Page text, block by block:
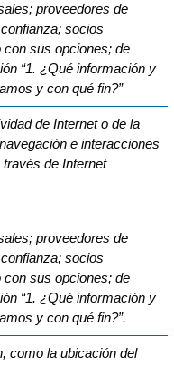
proveedores de
socios
sus opciones; de
“1. ¿Qué información y
y con qué fin?”
de Internet o de la
e interacciones
de Internet
proveedores de
socios
sus opciones; de
“1. ¿Qué información y
y con qué fin?”.
como la ubicación del